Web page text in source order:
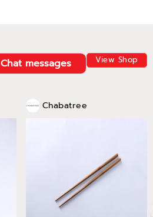
View Shop
Chat messages
Chabatree